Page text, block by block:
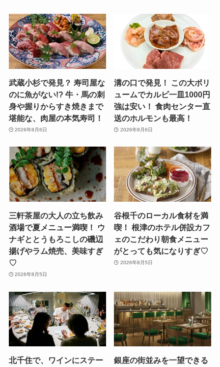
武蔵小杉で発見？ 寿司屋な
のに魚がない!? 牛・馬の刺
身や握りからすき焼きまで
堪能な、肉屋の本気寿司！
2026年8月6日
溝の口で発見！ この大ボリ
ュームでカルビ一皿1000円
強は安い！ 食肉センター直
送のホルモンも最高！
2026年8月6日
三軒茶屋の大人の立ち飲み
酒場で夏メニュー満喫！ ウ
ナギととうもろこしの磯辺
揚げやラム焼売、美味すぎ
♡
2026年8月5日
谷根千のローカル食材を満
喫！ 根津のホテル併設カフ
ェのこだわり朝食メニュー
がとっても気になりすぎ♡
2026年8月5日
北千住で、ワインにステー
銀座の街並みを一望できる